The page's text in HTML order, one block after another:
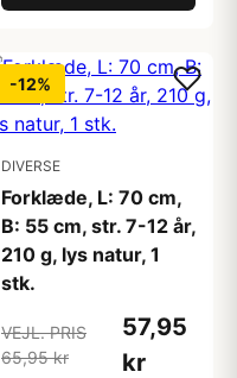
-12%
DIVERSE
Forklæde, L: 70 cm,
B: 55 cm, str. 7-12 år,
210 g, lys natur, 1
stk.
VEJL. PRIS
65,95 kr
57,95
kr